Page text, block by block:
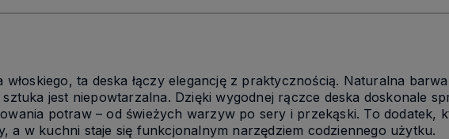
ta deska łączy elegancję z praktycznością. Naturalna
jest niepowtarzalna. Dzięki wygodnej rączce deska doskonale
potraw – od świeżych warzyw po sery i przekąski. To dodatek,
a w kuchni staje się funkcjonalnym narzędziem codziennego użytku.